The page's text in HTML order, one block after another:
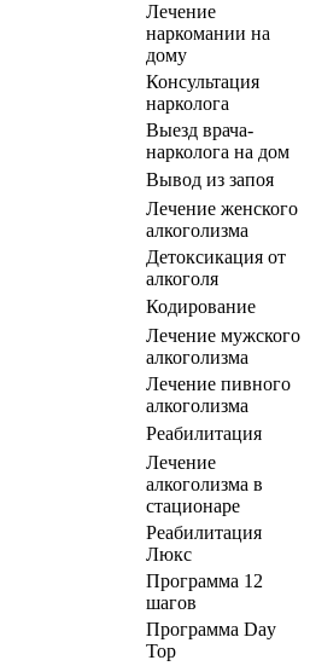
Лечение
наркомании на
дому
Консультация
нарколога
Выезд врача-
нарколога на дом
Вывод из запоя
Лечение женского
алкоголизма
Детоксикация от
алкоголя
Кодирование
Лечение мужского
алкоголизма
Лечение пивного
алкоголизма
Реабилитация
Лечение
алкоголизма в
стационаре
Реабилитация
Люкс
Программа 12
шагов
Программа Day
Top